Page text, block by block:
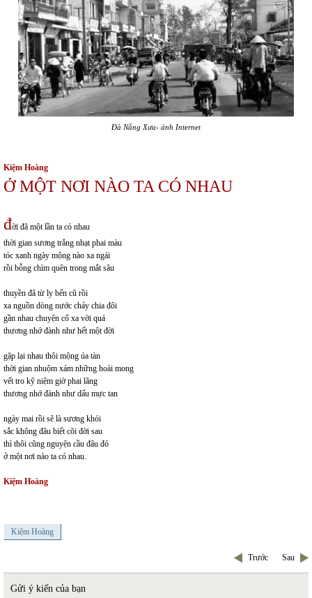
Đà Nẵng Xưa- ảnh Internet
Kiệm Hoàng
Ở MỘT NƠI NÀO TA CÓ NHAU
đời đã một lần ta có nhau
thời gian sương trắng nhạt phai màu
tóc xanh ngày mộng nào xa ngái
rồi bỗng chìm quên trong mắt sâu
thuyền đã từ ly bến cũ rồi
xa nguồn dòng nước chảy chia đôi
gần nhau chuyện cổ xa vời quá
thương nhớ đành như hết một đời
gặp lại nhau thôi mộng úa tàn
thời gian nhuộm xám những hoài mong
vết tro kỹ niệm giờ phai lãng
thương nhớ đành như dấu mực tan
ngày mai rồi sẽ là sương khói
sắc không đâu biết cõi đời sau
thì thôi cũng nguyện cầu đâu đó
ở một nơi nào ta có nhau.
Kiệm Hoàng
Kiệm Hoàng
Trước Sau
Gửi ý kiến của bạn